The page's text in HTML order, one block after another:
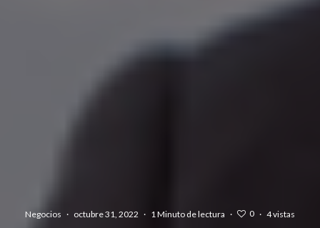
Negocios · octubre 31, 2022 · 1 Minuto de lectura · 0 · 4 vistas